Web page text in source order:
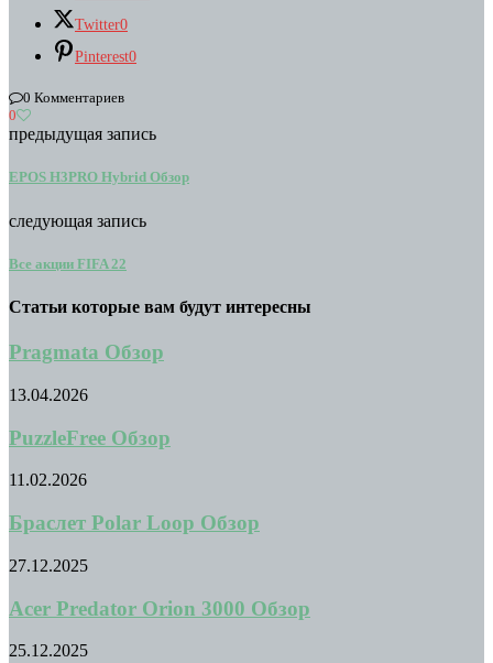
Twitter0
Pinterest0
0 Комментариев
0
предыдущая запись
EPOS H3PRO Hybrid Обзор
следующая запись
Все акции FIFA 22
Статьи которые вам будут интересны
Pragmata Обзор
13.04.2026
PuzzleFree Обзор
11.02.2026
Браслет Polar Loop Обзор
27.12.2025
Acer Predator Orion 3000 Обзор
25.12.2025